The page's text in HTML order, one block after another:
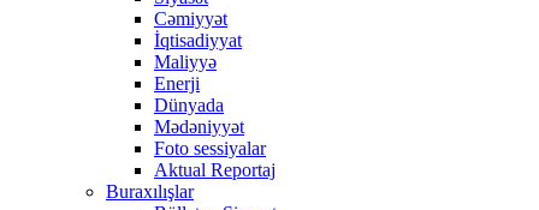
Cəmiyyət
İqtisadiyyat
Maliyyə
Enerji
Dünyada
Mədəniyyət
Foto sessiyalar
Aktual Reportaj
Buraxılışlar